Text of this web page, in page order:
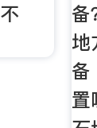
备
地
备
置